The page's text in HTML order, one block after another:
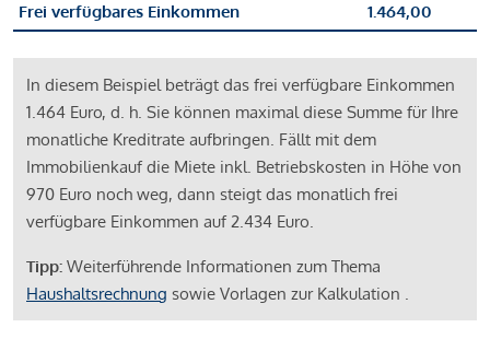
Frei verfügbares Einkommen 1.464,00
In diesem Beispiel beträgt das frei verfügbare Einkommen
1.464 Euro, d. h. Sie können maximal diese Summe für Ihre
monatliche Kreditrate aufbringen. Fällt mit dem
Immobilienkauf die Miete inkl. Betriebskosten in Höhe von
970 Euro noch weg, dann steigt das monatlich frei
verfügbare Einkommen auf 2.434 Euro.
Tipp: Weiterführende Informationen zum Thema
Haushaltsrechnung sowie Vorlagen zur Kalkulation .